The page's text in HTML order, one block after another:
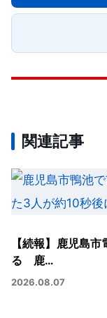
関連記事
【続報】鹿児島
る 鹿…
2026.08.07